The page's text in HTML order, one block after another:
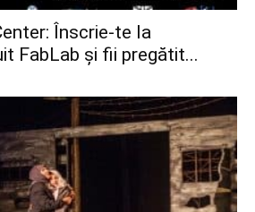
Înscrie-te la
FabLab și fii pregătit...